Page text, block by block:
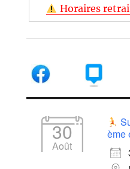
Horaires
30
Août
ème